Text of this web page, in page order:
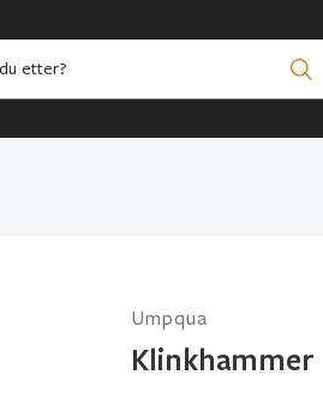
Umpqua
Klinkhammer